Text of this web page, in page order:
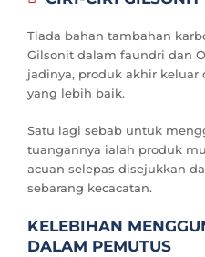
Tiada bahan tambahan
Gilsonit dalam faundri dan
jadinya, produk akhir keluar
yang lebih baik.
Satu lagi sebab untuk
tuangannya ialah produk
acuan selepas disejukkan
sebarang kecacatan.
KELEBIHAN
DALAM PEMUTUS